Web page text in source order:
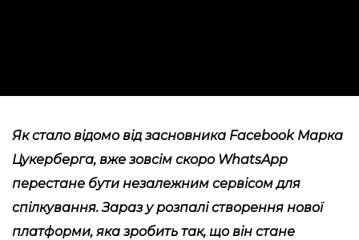
Як стало відомо від засновника Facebook Марка
Цукерберга, вже зовсім скоро WhatsApp
перестане бути незалежним сервісом для
спілкування. Зараз у розпалі створення нової
платформи, яка зробить так, що він стане